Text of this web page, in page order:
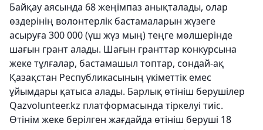
Байқау аясында 68 жеңімпаз анықталады, олар
өздерінің волонтерлік бастамаларын жүзеге
асыруға 300 000 (үш жүз мың) теңге мөлшерінде
шағын грант алады. Шағын гранттар конкурсына
жеке тұлғалар, бастамашыл топтар, сондай-ақ
Қазақстан Республикасының үкіметтік емес
ұйымдары қатыса алады. Барлық өтініш берушілер
Qazvolunteer.kz платформасында тіркелуі тиіс.
Өтінім жеке берілген жағдайда өтініш беруші 18